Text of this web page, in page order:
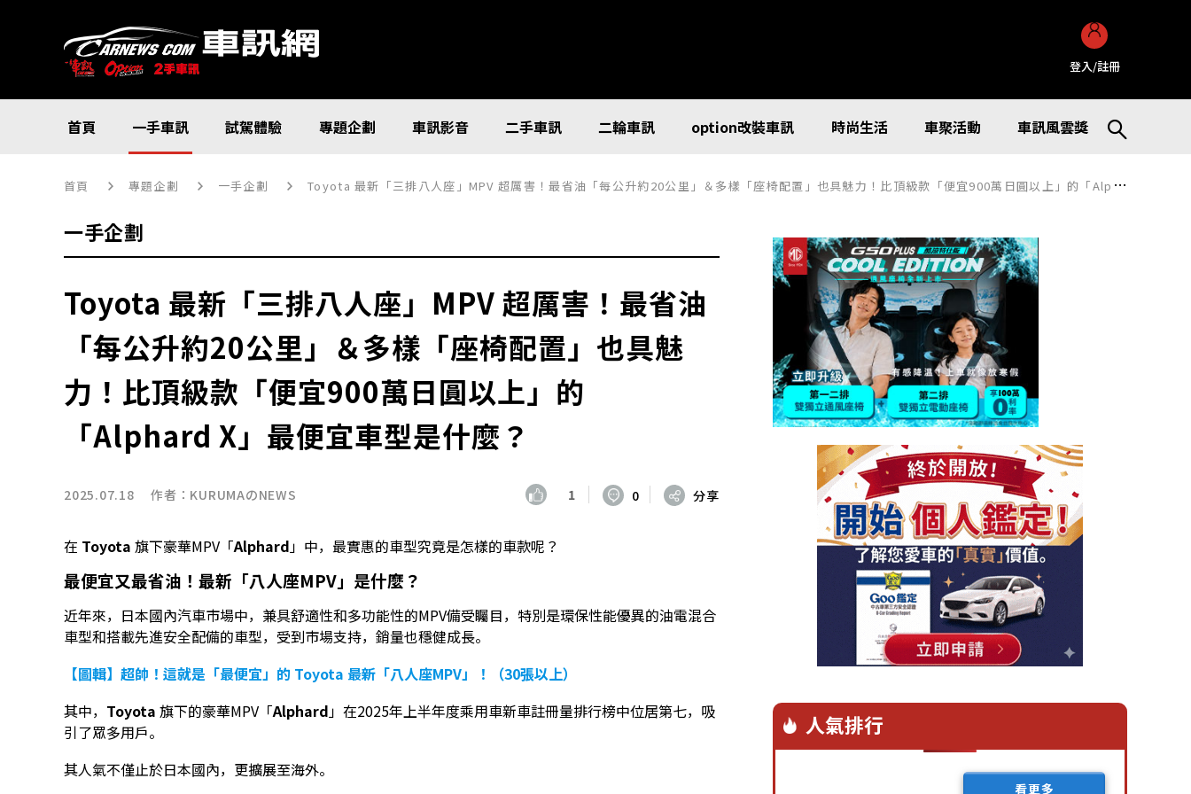
登入/註冊
首頁 一手車訊 試駕體驗 專題企劃 車訊影音 二手車訊 二輪車訊 option改裝車訊 時尚生活 車聚活動 車訊風雲獎
首頁 專題企劃 一手企劃 Toyota 最新「三排八人座」MPV 超厲害！最省油「每公升約20公里」＆多樣「座椅配置」也具魅力！比頂級款「便宜900萬日圓以上」的「Alphard X」最便宜車型是什麼？
一手企劃
Toyota 最新「三排八人座」MPV 超厲害！最省油
「每公升約20公里」＆多樣「座椅配置」也具魅
力！比頂級款「便宜900萬日圓以上」的
「Alphard X」最便宜車型是什麼？
2025.07.18 作者： KURUMAのNEWS 1 0 分享
在 Toyota 旗下豪華MPV「Alphard」中，最實惠的車型究竟是怎樣的車款呢？
最便宜又最省油！最新「八人座MPV」是什麼？
近年來，日本國內汽車市場中，兼具舒適性和多功能性的MPV備受矚目，特別是環保性能優異的油電混合
車型和搭載先進安全配備的車型，受到市場支持，銷量也穩健成長。
【圖輯】超帥！這就是「最便宜」的 Toyota 最新「八人座MPV」！（30張以上）
其中， Toyota 旗下的豪華MPV「Alphard」在2025年上半年度乘用車新車註冊量排行榜中位居第七，吸
引了眾多用戶。
其人氣不僅止於日本國內，更擴展至海外。
人氣排行
看更多